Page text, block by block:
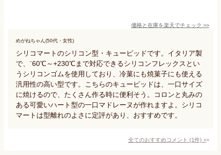
価格と在庫を楽天でチェック >>
めがねちゃん(50代・女性)
シリコマートのシリコン型・キューピッドです。イタリア製
で、⁻60℃～+230℃まで対応できるシリコンフレックスとい
うシリコンゴムを使用しており、冷菓にも焼菓子にも使える
汎用性の高い型です。こちらのキューピッドは、一口サイズ
に焼けるので、たくさん作る時に便利そう。コロンと丸みの
ある可愛いハート型の一口マドレーヌが作れますよ。シリコ
マートは型離れのよさに定評があり、おすすめです。
全てのおすすめコメント (1件) >